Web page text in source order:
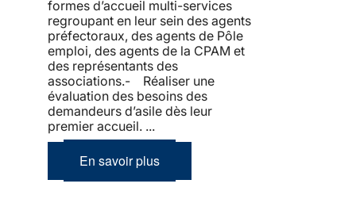
formes d’accueil multi-services
regroupant en leur sein des agents
préfectoraux, des agents de Pôle
emploi, des agents de la CPAM et
des représentants des
associations.- Réaliser une
évaluation des besoins des
demandeurs d’asile dès leur
premier accueil. ...
En savoir plus